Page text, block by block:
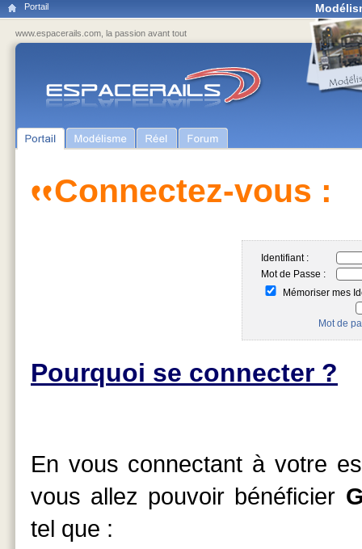
Portail
www.espacerails.com, la passion avant tout
Connectez-vous :
Identifiant :
Mot de Passe :
Mémoriser mes
Mot de
Pourquoi se connecter ?
En vous connectant à votre
vous allez pouvoir bénéficier
tel que :